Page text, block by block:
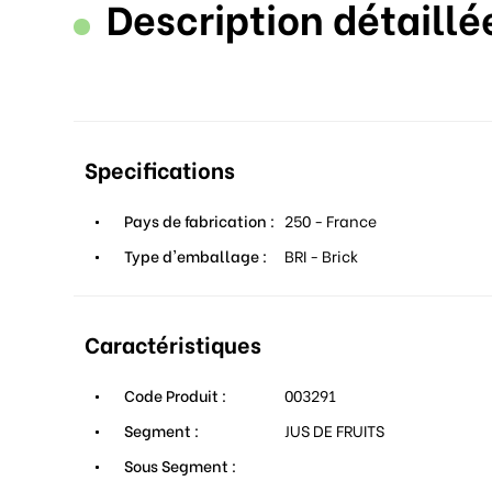
Description
Specifications
Pays de fabrication : 250 - France
Type d'emballage :
BRI - Brick
Caractéristiques
Code Produit :
003291
Segment :
JUS DE FRUITS
Sous Segment :